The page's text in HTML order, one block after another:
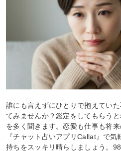
誰にも言えずにひとりで抱えてい
てみませんか？鑑定をしてもらう
を多く聞きます。恋愛も仕事も将
『チャット占いアプリCallat』で
持ちをスッキリ晴らしましょう。